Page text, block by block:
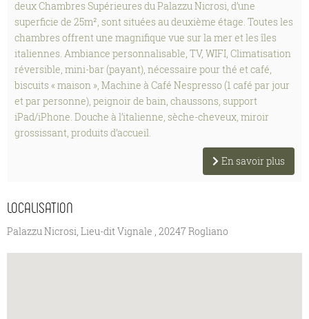
deux Chambres Supérieures du Palazzu Nicrosi, d’une
superficie de 25m², sont situées au deuxième étage. Toutes les
chambres offrent une magnifique vue sur la mer et les îles
italiennes. Ambiance personnalisable, TV, WIFI, Climatisation
réversible, mini-bar (payant), nécessaire pour thé et café,
biscuits « maison », Machine à Café Nespresso (1 café par jour
et par personne), peignoir de bain, chaussons, support
iPad/iPhone. Douche à l’italienne, sèche-cheveux, miroir
grossissant, produits d’accueil.
En savoir plus
LOCALISATION
Palazzu Nicrosi, Lieu-dit Vignale , 20247 Rogliano